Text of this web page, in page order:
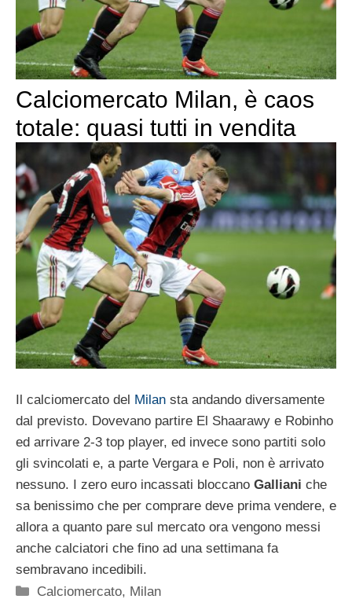
Calciomercato Milan, è caos
totale: quasi tutti in vendita
Il calciomercato del Milan sta andando diversamente
dal previsto. Dovevano partire El Shaarawy e Robinho
ed arrivare 2-3 top player, ed invece sono partiti solo
gli svincolati e, a parte Vergara e Poli, non è arrivato
nessuno. I zero euro incassati bloccano Galliani che
sa benissimo che per comprare deve prima vendere, e
allora a quanto pare sul mercato ora vengono messi
anche calciatori che fino ad una settimana fa
sembravano incedibili.
Categorie
Calciomercato, Milan